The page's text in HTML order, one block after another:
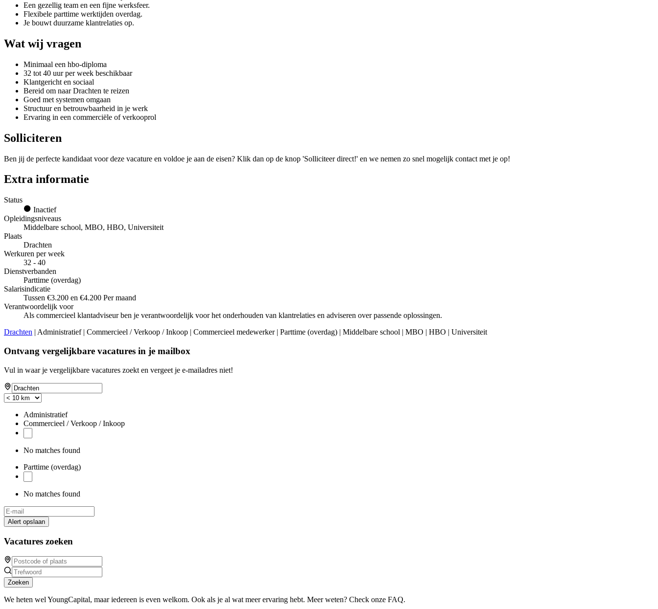
Een gezellig team en een fijne werksfeer.
Flexibele parttime werktijden overdag.
Je bouwt duurzame klantrelaties op.
Wat wij vragen
Minimaal een hbo-diploma
32 tot 40 uur per week beschikbaar
Klantgericht en sociaal
Bereid om naar Drachten te reizen
Goed met systemen omgaan
Structuur en betrouwbaarheid in je werk
Ervaring in een commerciële of verkooprol
Solliciteren
Ben jij de perfecte kandidaat voor deze vacature en voldoe je aan de eisen? Klik dan op de knop 'Solliciteer direct!' en we nemen zo snel mogelijk contact met je op!
Extra informatie
Status
Inactief
Opleidingsniveaus
Middelbare school, MBO, HBO, Universiteit
Plaats
Drachten
Werkuren per week
32 - 40
Dienstverbanden
Parttime (overdag)
Salarisindicatie
Tussen €3.200 en €4.200 Per maand
Verantwoordelijk voor
Als commercieel klantadviseur ben je verantwoordelijk voor het onderhouden van klantrelaties en adviseren over passende oplossingen.
Drachten | Administratief | Commercieel / Verkoop / Inkoop | Commercieel medewerker | Parttime (overdag) | Middelbare school | MBO | HBO | Universiteit
Ontvang vergelijkbare vacatures in je mailbox
Vul in waar je vergelijkbare vacatures zoekt en vergeet je e-mailadres niet!
Administratief
Commercieel / Verkoop / Inkoop
No matches found
Parttime (overdag)
No matches found
Alert opslaan
Vacatures zoeken
Zoeken
We heten wel YoungCapital, maar iedereen is even welkom. Ook als je al wat meer ervaring hebt. Meer weten? Check onze FAQ.